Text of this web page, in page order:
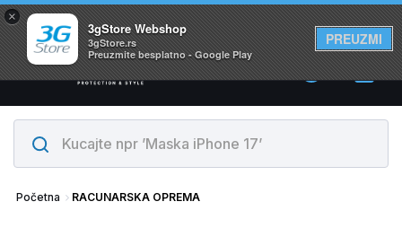
×
3gStore Webshop
3gStore.rs
Preuzmite besplatno - Google Play
PREUZMI
Svi proizvodi su na lageru. Slanje istog dana!
0
Početna RACUNARSKA OPREMA